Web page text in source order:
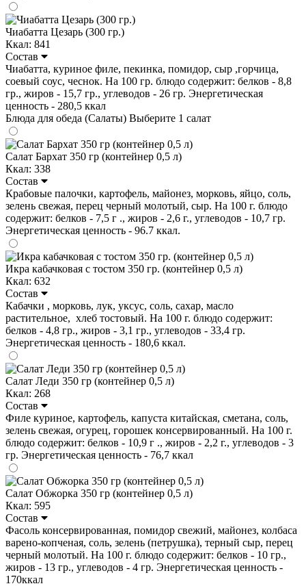
Чиабатта Цезарь (300 гр.)
Ккал: 841
Состав
Чиабатта, куриное филе, пекинка, помидор, сыр ,горчица,
соевый соус, чеснок. На 100 гр. блюдо содержит: белков - 8,8
гр., жиров - 15,7 гр., углеводов - 26 гр. Энергетическая
ценность - 280,5 ккал
Блюда для обеда (Салаты) Выберите 1 салат
Салат Бархат 350 гр (контейнер 0,5 л)
Ккал: 338
Состав
Крабовые палочки, картофель, майонез, морковь, яйцо, соль,
зелень свежая, перец черный молотый, сыр. На 100 г. блюдо
содержит: белков - 7,5 г ., жиров - 2,6 г., углеводов - 10,7 гр.
Энергетическая ценность - 96.7 ккал.
Икра кабачковая с тостом 350 гр. (контейнер 0,5 л)
Ккал: 632
Состав
Кабачки , морковь, лук, уксус, соль, сахар, масло
растительное, хлеб тостовый. На 100 г. блюдо содержит:
белков - 4,8 гр., жиров - 3,1 гр., углеводов - 33,4 гр.
Энергетическая ценность - 180,6 ккал.
Салат Леди 350 гр (контейнер 0,5 л)
Ккал: 268
Состав
Филе куриное, картофель, капуста китайская, сметана, соль,
зелень свежая, огурец, горошек консервированный. На 100 г.
блюдо содержит: белков - 10,9 г ., жиров - 2,2 г., углеводов - 3
гр. Энергетическая ценность - 76,7 ккал
Салат Обжорка 350 гр (контейнер 0,5 л)
Ккал: 595
Состав
Фасоль консервированная, помидор свежий, майонез, колбаса
варено-копченая, соль, зелень (петрушка), терный сыр, перец
черный молотый. На 100 г. блюдо содержит: белков - 10 гр.,
жиров - 13 гр., углеводов - 4 гр. Энергетическая ценность -
170ккал